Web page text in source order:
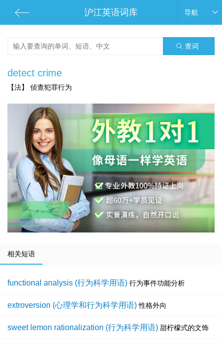
沪江英语词库 导航
查词
detect crime
【法】 侦查犯罪行为
相关短语
functional analysis (行为科学用语) 行为事件功能分析
extroversion (心理学和行为科学用语) 性格外向
sweet lemon rationalization (行为科学用语) 甜柠檬式的文饰